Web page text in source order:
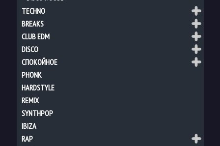
TECHNO
BREAKS
CLUB EDM
DISCO
СПОКОЙНОЕ
PHONK
HARDSTYLE
REMIX
SYNTHPOP
IBIZA
RAP